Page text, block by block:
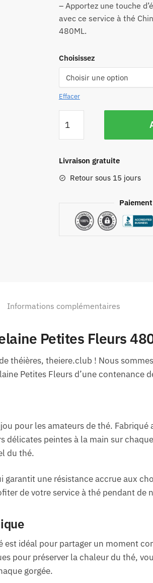
– Apportez une touche
avec ce service à thé
480ML.
Choisissez
Effacer
Livraison gratuite
Retour sous 15 jours
Informations complémentaires
Petites Fleurs
théières, theiere.club ! Nous
Petites Fleurs d’une contenance
pour les amateurs de thé. Fabriqué
peintes à la main sur
du thé.
une résistance accrue aux
de votre service à thé pendant de
idéal pour partager un moment
pour préserver la chaleur du thé,
gorgée.